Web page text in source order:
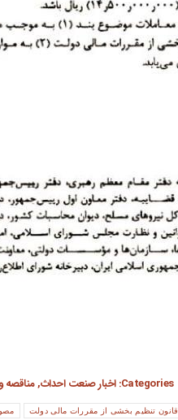
Categories: اخبار صنعت احداث,مناقصه
قانون تنظیم بخشی از مقررات مالی دولت